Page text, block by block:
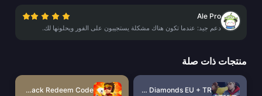
Ale Pro
دعم جيد: عندما تكون هناك مشكلة يستجيبون على الفور ويحلونها لك.
منتجات ذات صلة
Free Fire Diamonds EU + TR
JinJinJin Gift Pack Redeem Code